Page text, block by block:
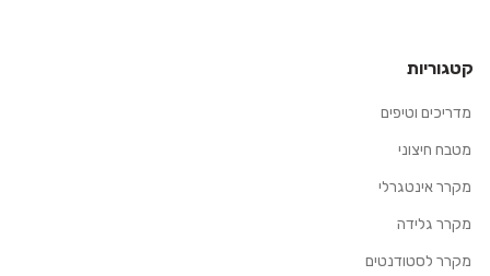
קטגוריות
מדריכים וטיפים
מטבח חיצוני
מקרר אינטגרלי
מקרר גלידה
מקרר לסטודנטים